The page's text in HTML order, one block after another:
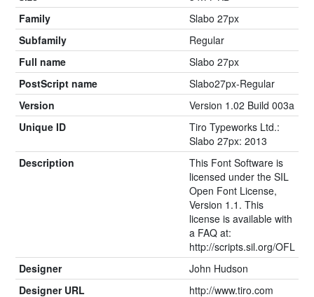
Family
Slabo 27px
Subfamily
Regular
Full name
Slabo 27px
PostScript name
Slabo27px-Regular
Version
Version 1.02 Build 003a
Unique ID
Tiro Typeworks Ltd.:
Slabo 27px: 2013
Description
This Font Software is
licensed under the SIL
Open Font License,
Version 1.1. This
license is available with
a FAQ at:
http://scripts.sil.org/OFL
Designer
John Hudson
Designer URL
http://www.tiro.com